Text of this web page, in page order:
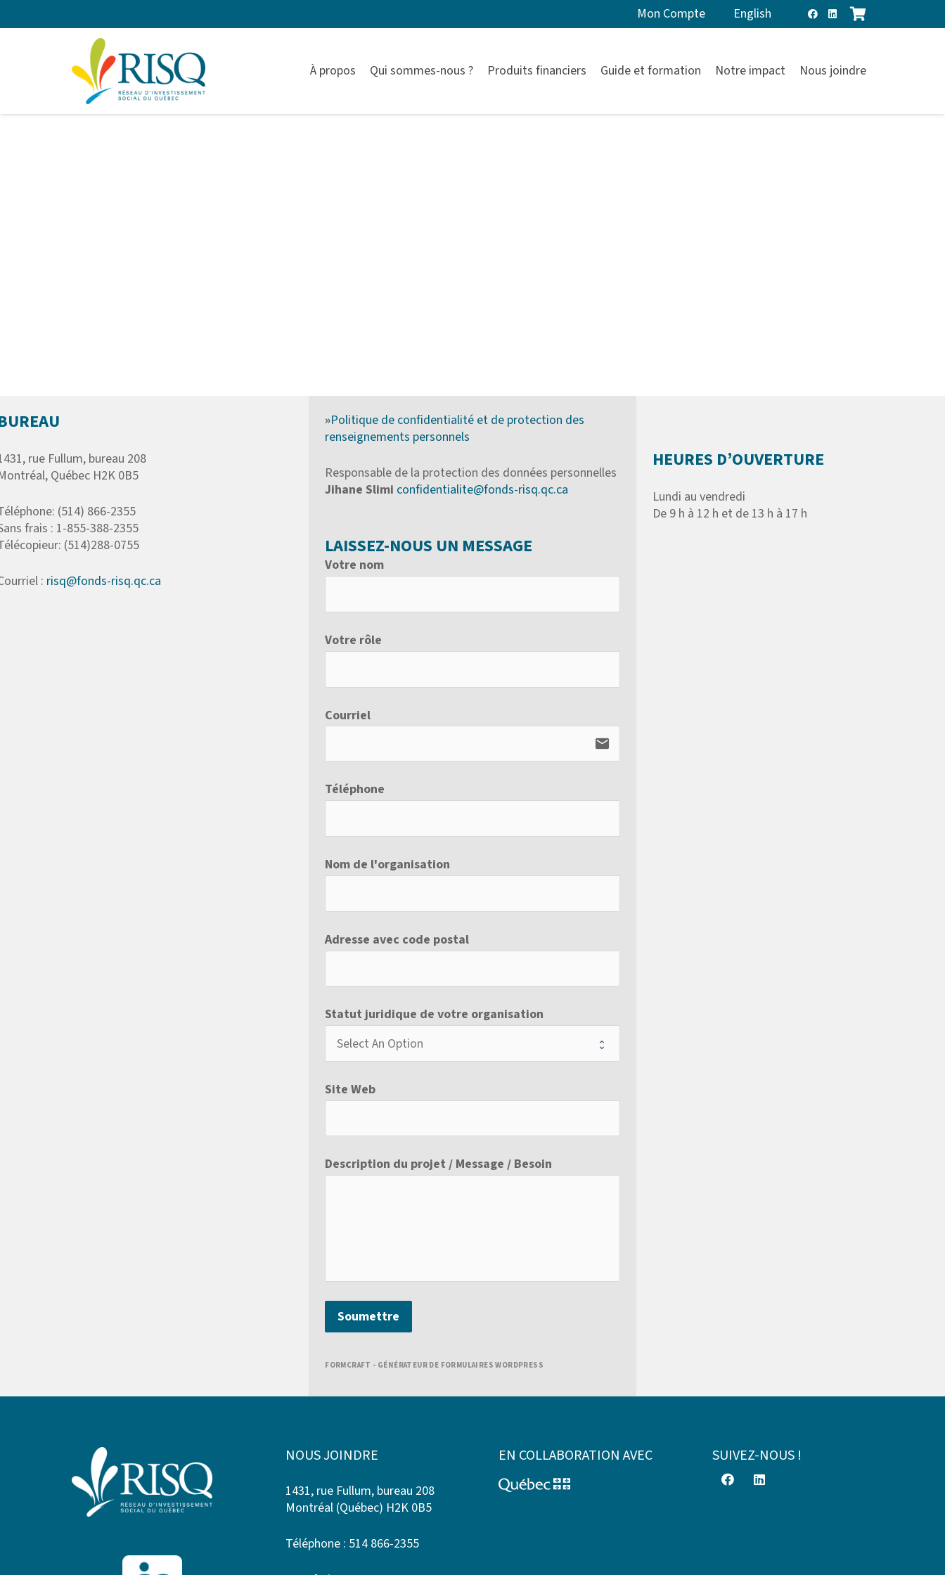
Mon Compte English
À propos Qui sommes-nous ? Produits financiers Guide et formation Notre impact Nous joindre
rue Fullum, bureau 208
Québec H2K 0B5
(514) 866-2355
frais : 1-855-388-2355
(514)288-0755
: risq@fonds-risq.qc.ca
»Politique de confidentialité et de protection des
renseignements personnels
Responsable de la protection des données personnelles
Jihane Slimi confidentialite@fonds-risq.qc.ca
LAISSEZ-NOUS UN MESSAGE
Votre nom
Votre rôle
Courriel
email
Téléphone
Nom de l'organisation
Adresse avec code postal
Statut juridique de votre organisation
Site Web
Description du projet / Message / Besoin
Soumettre
FORMCRAFT - GÉNÉRATEUR DE FORMULAIRES WORDPRESS
HEURES D’OUVERTURE
Lundi au vendredi
De 9 h à 12 h et de 13 h à 17 h
NOUS JOINDRE
1431, rue Fullum, bureau 208
Montréal (Québec) H2K 0B5
Téléphone : 514 866-2355
EN COLLABORATION AVEC SUIVEZ-NOUS !